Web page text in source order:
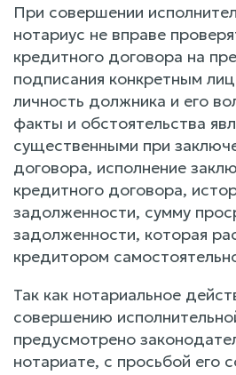
При совершении
нотариус не вправе
кредитного договора на
подписания конкретным
личность должника и его
факты и обстоятельства
существенными при
договора, исполнение
кредитного договора,
задолженности, сумму
задолженности, которая
кредитором
Так как нотариальное
совершению
предусмотрено
нотариате, с просьбой его